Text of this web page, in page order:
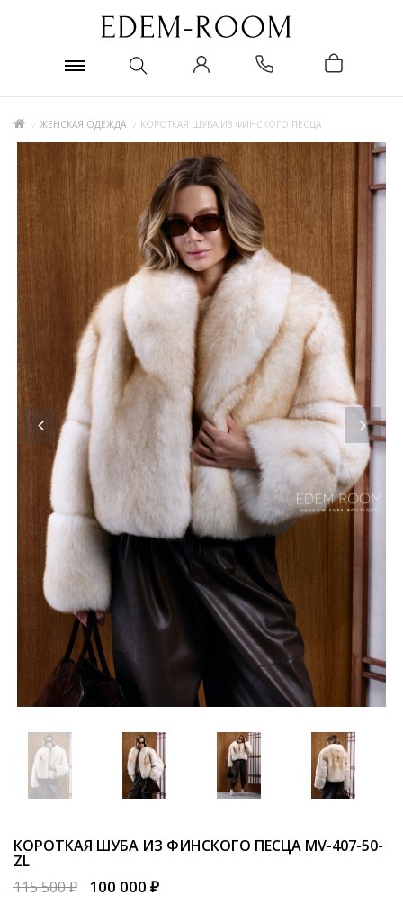
ЖЕНСКАЯ ОДЕЖДА КОРОТКАЯ ШУБА ИЗ ФИНСКОГО ПЕСЦА
КОРОТКАЯ ШУБА ИЗ ФИНСКОГО ПЕСЦА MV-407-50-
ZL
115 500 ₽
100 000 ₽